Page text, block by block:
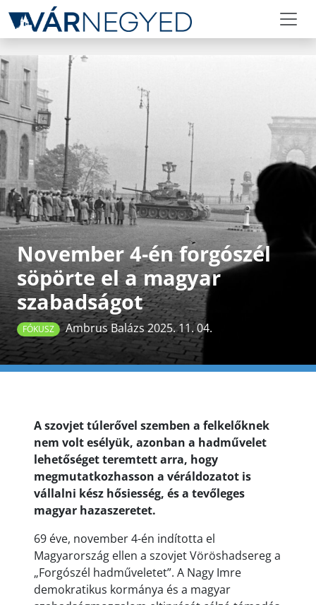
November 4-én forgószél
söpörte el a magyar
szabadságot
FÓKUSZ Ambrus Balázs 2025. 11. 04.
A szovjet túlerővel szemben a felkelőknek
nem volt esélyük, azonban a hadművelet
lehetőséget teremtett arra, hogy
megmutatkozhasson a véráldozatot is
vállalni kész hősiesség, és a tevőleges
magyar hazaszeretet.
69 éve, november 4-én indította el
Magyarország ellen a szovjet Vöröshadsereg a
„Forgószél hadműveletet”. A Nagy Imre
demokratikus kormánya és a magyar